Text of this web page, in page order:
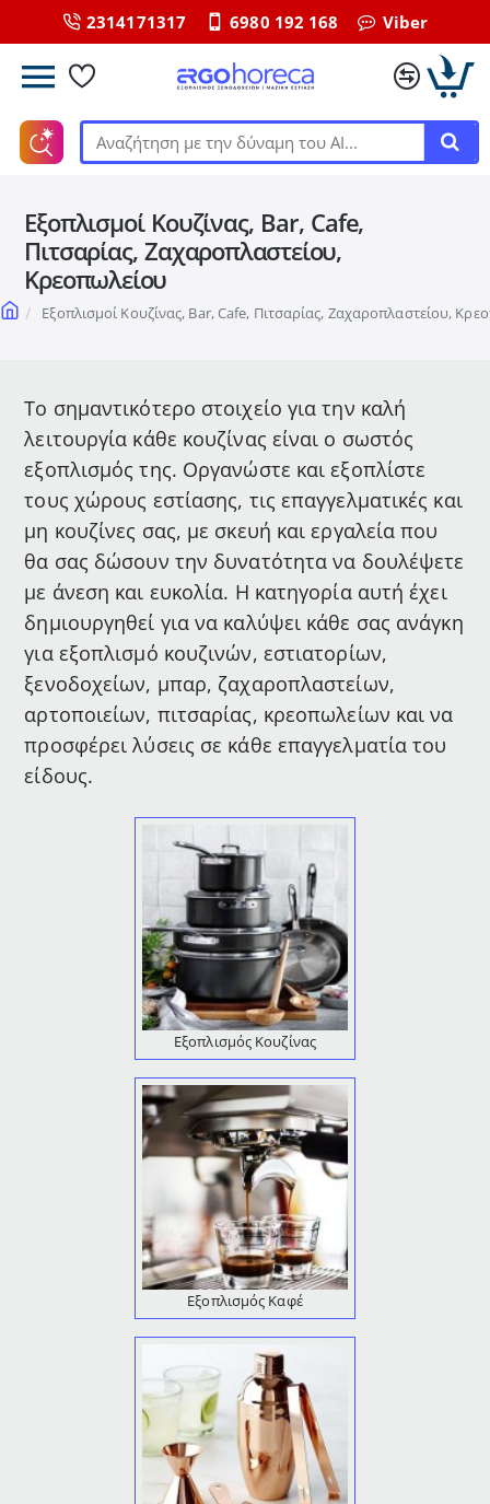
2314171317 6980 192 168 Viber
Αναζήτηση
δύναμη
του
ΑΙ...
Εξοπλισμοί Κουζίνας, Bar, Cafe,
Πιτσαρίας, Ζαχαροπλαστείου,
Κρεοπωλείου
homeΕξοπλισμοί Κουζίνας, Bar, Cafe, Πιτσαρίας, Ζαχαροπλαστείου,
Το σημαντικότερο στοιχείο για την καλή
λειτουργία κάθε κουζίνας είναι ο σωστός
εξοπλισμός της. Οργανώστε και εξοπλίστε
τους χώρους εστίασης, τις επαγγελματικές και
μη κουζίνες σας, με σκευή και εργαλεία που
θα σας δώσουν την δυνατότητα να δουλέψετε
με άνεση και ευκολία. Η κατηγορία αυτή έχει
δημιουργηθεί για να καλύψει κάθε σας ανάγκη
για εξοπλισμό κουζινών, εστιατορίων,
ξενοδοχείων, μπαρ, ζαχαροπλαστείων,
αρτοποιείων, πιτσαρίας, κρεοπωλείων και να
προσφέρει λύσεις σε κάθε επαγγελματία του
είδους.
Εξοπλισμός Κουζίνας
Εξοπλισμός Καφέ